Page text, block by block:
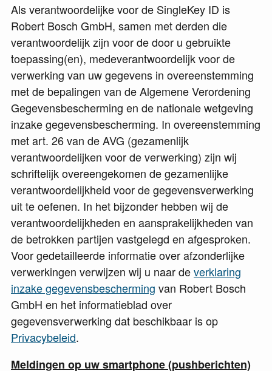
Als verantwoordelijke voor de SingleKey ID is
Robert Bosch GmbH, samen met derden die
verantwoordelijk zijn voor de door u gebruikte
toepassing(en), medeverantwoordelijk voor de
verwerking van uw gegevens in overeenstemming
met de bepalingen van de Algemene Verordening
Gegevensbescherming en de nationale wetgeving
inzake gegevensbescherming. In overeenstemming
met art. 26 van de AVG (gezamenlijk
verantwoordelijken voor de verwerking) zijn wij
schriftelijk overeengekomen de gezamenlijke
verantwoordelijkheid voor de gegevensverwerking
uit te oefenen. In het bijzonder hebben wij de
verantwoordelijkheden en aansprakelijkheden van
de betrokken partijen vastgelegd en afgesproken.
Voor gedetailleerde informatie over afzonderlijke
verwerkingen verwijzen wij u naar deverklaring
inzake gegevensbescherming van Robert Bosch
GmbH en het informatieblad over
gegevensverwerking dat beschikbaar is op
Privacybeleid.
Meldingen op uw smartphone (pushberichten)